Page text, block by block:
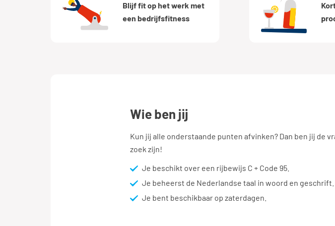
Blijf fit op het werk met
een bedrijfsfitness
wie ben jij
Kun jij alle onderstaande punten afvinken? Dan ben jij de
zoek zijn!
Je beschikt over een rijbewijs C + Code 95.
Je beheerst de Nederlandse taal in woord en geschrift.
Je bent beschikbaar op zaterdagen.